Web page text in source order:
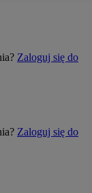
Zaloguj się do
Zaloguj się do